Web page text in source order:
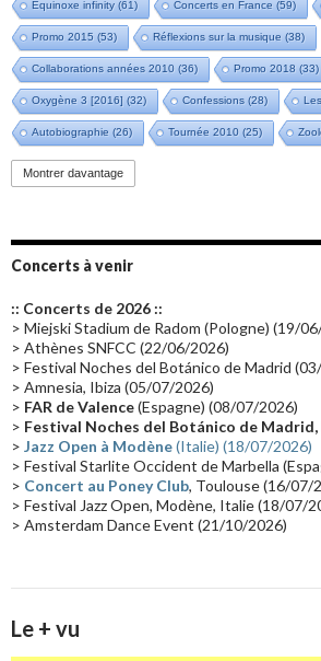
Equinoxe infinity(61) Concerts en France (59)
Promo 2015 (53) Réflexions sur la musique (38)
Collaborations années 2010 (36) Promo 2018 (33)
Oxygène 3 [2016] (32) Confessions (28)
Autobiographie (26) Tournée 2010 (25)
Promo 2019(23)
Groupe de Recherche Musicale
Passages radio Vidéo Jarrecast (16)
Les concerts en Chine(16) Cinéma
Synthé Roland(15) Belgique(15)
(14) Astronomie (14)
Tournée 2025(14) 2024(14) Chine(13)
Montrer davantage
Concerts à venir
:: Concerts de 2026 ::
> Miejski Stadium de Radom (Pologne) (19/
> Athènes SNFCC (22/06/2026)
> Festival Noches del Botánico de Madrid
> Amnesia, Ibiza (05/07/2026)
> FAR de Valence(Espagne) (08/07/2026)
> Festival Noches del Botánico de Madrid,
> Jazz Open à Modène(Italie) (18/07/2026)
> Festival Starlite Occident de Marbella
> Concert au Poney Club, Toulouse (16/07/
> Festival Jazz Open, Modène, Italie (18/07/
> Amsterdam Dance Event (21/10/2026)
Le + vu